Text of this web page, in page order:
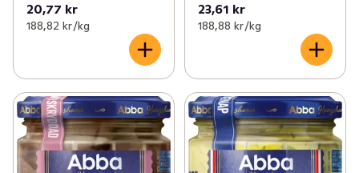
20,77 kr
188,82 kr /kg
23,61 kr
188,88 kr /kg